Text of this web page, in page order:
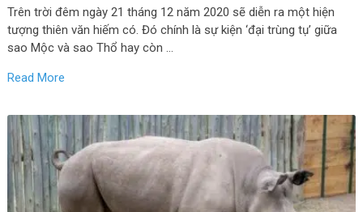
Trên trời đêm ngày 21 tháng 12 năm 2020 sẽ diễn ra một hiện
tượng thiên văn hiếm có. Đó chính là sự kiện ‘đại trùng tụ’ giữa
sao Mộc và sao Thổ hay còn …
Read More